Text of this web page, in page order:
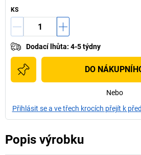
KS
Dodací lhůta: 4-5 týdny
DO
Nebo
Přihlásit se a ve třech krocích přejít k
Popis výrobku